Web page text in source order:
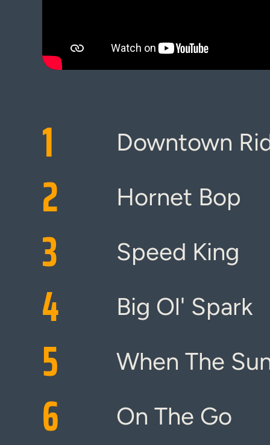
1 Downtown
2 Hornet Bop
3 Speed King
4 Big Ol' Spark
5 When The
6 On The Go